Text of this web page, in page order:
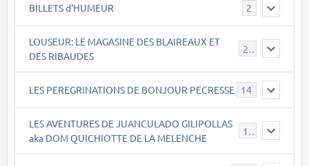
BILLETS d'HUMEUR 2
LOUSEUR: LE MAGASINE DES BLAIREAUX ET
DES RIBAUDES
21
LES PEREGRINATIONS DE BONJOUR PECRESSE 14
LES AVENTURES DE JUANCULADO GILIPOLLAS
aka DOM QUICHIOTTE DE LA MELENCHE
119